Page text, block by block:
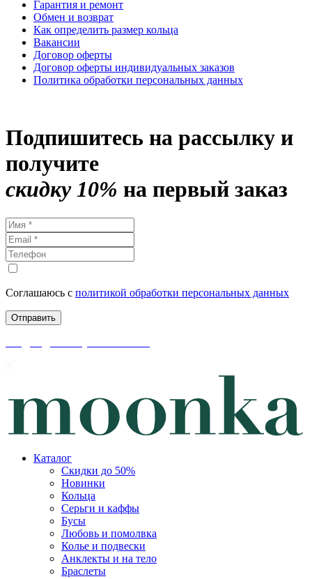
Гарантия и ремонт
Обмен и возврат
Как определить размер кольца
Вакансии
Договор оферты
Договор оферты индивидуальных заказов
Политика обработки персональных данных
Подпишитесь на рассылку и
получите
скидку 10% на первый заказ
Соглашаюсь с политикой обработки персональных данных
Каталог
Скидки до 50%
Новинки
Кольца
Серьги и каффы
Бусы
Любовь и помолвка
Колье и подвески
Анклекты и на тело
Браслеты